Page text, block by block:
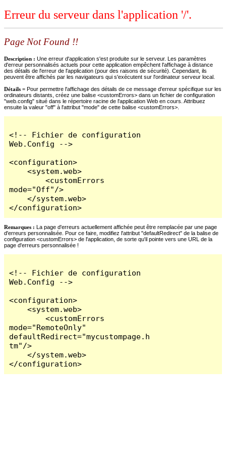
Erreur du serveur dans l'application '/'.
Page Not Found !!
Description : Une erreur d'application s'est produite sur le serveur. Les paramètres
d'erreur personnalisés actuels pour cette application empêchent l'affichage à distance
des détails de l'erreur de l'application (pour des raisons de sécurité). Cependant, ils
peuvent être affichés par les navigateurs qui s'exécutent sur l'ordinateur serveur local.
Détails = Pour permettre l'affichage des détails de ce message d'erreur spécifique sur les
ordinateurs distants, créez une balise <customErrors> dans un fichier de configuration
"web.config" situé dans le répertoire racine de l'application Web en cours. Attribuez
ensuite la valeur "off" à l'attribut "mode" de cette balise <customErrors>.
<!-- Fichier de configuration
Web.Config -->
<configuration>
    <system.web>
        <customErrors
mode="Off"/>
    </system.web>
</configuration>
Remarques : La page d'erreurs actuellement affichée peut être remplacée par une page
d'erreurs personnalisée. Pour ce faire, modifiez l'attribut "defaultRedirect" de la balise de
configuration <customErrors> de l'application, de sorte qu'il pointe vers une URL de la
page d'erreurs personnalisée !
<!-- Fichier de configuration
Web.Config -->
<configuration>
    <system.web>
        <customErrors
mode="RemoteOnly"
defaultRedirect="mycustompage.h
tm"/>
    </system.web>
</configuration>